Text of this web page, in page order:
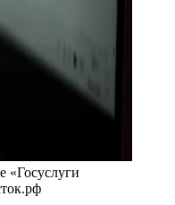
«Госуслуги